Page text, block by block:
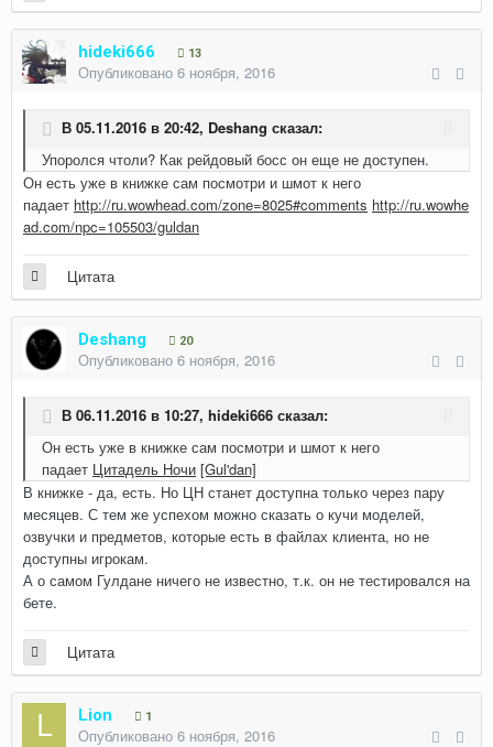
hideki666 13
Опубликовано 6 ноября, 2016
В 05.11.2016 в 20:42, Deshang сказал:
Упоролся чтоли? Как рейдовый босс он еще не доступен.
Он есть уже в книжке сам посмотри и шмот к него
падает http://ru.wowhead.com/zone=8025#comments http://ru.wowhe
ad.com/npc=105503/guldan
Цитата
Deshang 20
Опубликовано 6 ноября, 2016
В 06.11.2016 в 10:27, hideki666 сказал:
Он есть уже в книжке сам посмотри и шмот к него
падает Цитадель Ночи [Gul'dan]
В книжке - да, есть. Но ЦН станет доступна только через пару
месяцев. С тем же успехом можно сказать о кучи моделей,
озвучки и предметов, которые есть в файлах клиента, но не
доступны игрокам.
А о самом Гулдане ничего не известно, т.к. он не тестировался на
бете.
Цитата
Lion 1
Опубликовано 6 ноября, 2016